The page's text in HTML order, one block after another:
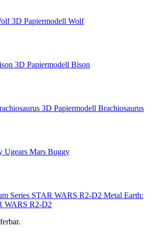
3D Papiermodell Wolf
3D Papiermodell Bison
3D Papiermodell Brachiosaurus
Ugears Mars Buggy
Metal Earth:
WARS R2-D2